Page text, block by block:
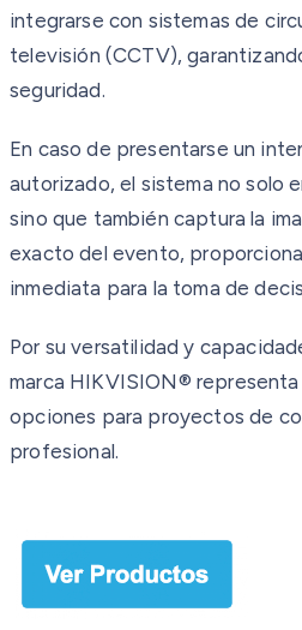
integrarse con sistemas de
televisión (CCTV),
seguridad.
En caso de presentarse un
autorizado, el sistema no solo
sino que también captura la
exacto del evento,
inmediata para la toma de
Por su versatilidad y
marca HIKVISION® representa
opciones para proyectos de
profesional.